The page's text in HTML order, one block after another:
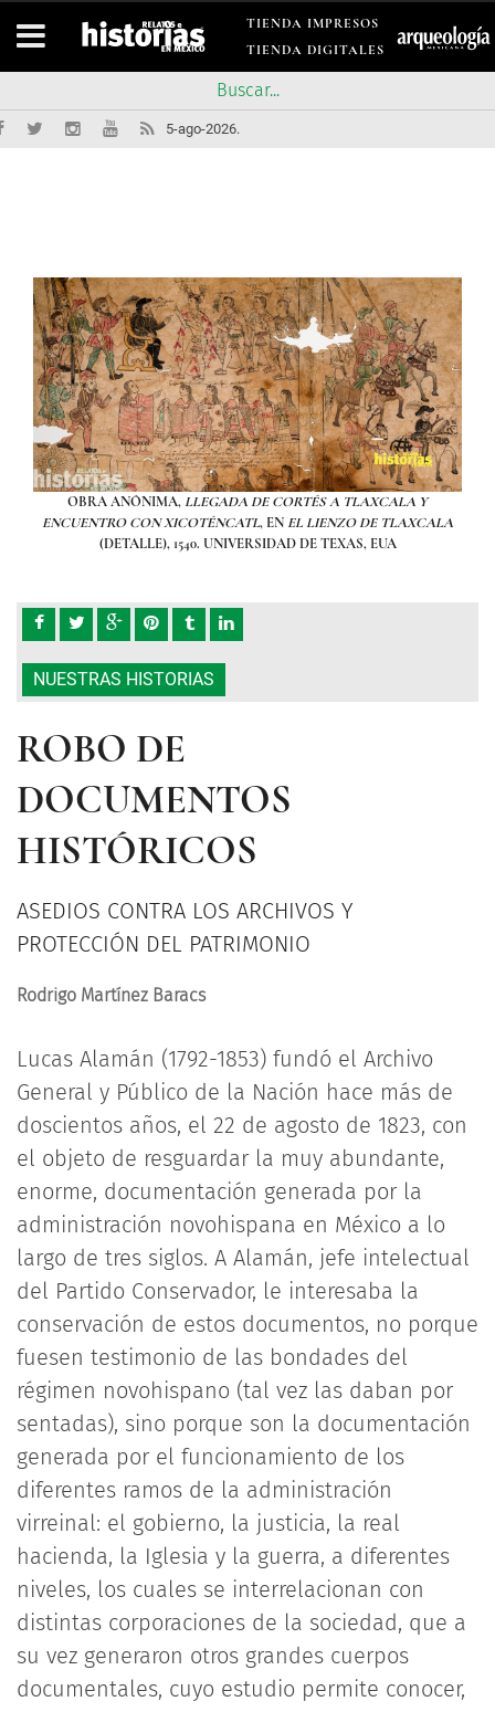
TIENDA IMPRESOS
TIENDA DIGITALES
5-ago-2026.
OBRA ANÓNIMA,LLEGADA DE CORTÉS A TLAXCALA Y
ENCUENTRO CON XICOTÉNCATL, EN EL LIENZO DE TLAXCALA
(DETALLE), 1540. UNIVERSIDAD DE TEXAS, EUA
NUESTRAS HISTORIAS
ROBO DE
DOCUMENTOS
HISTÓRICOS
ASEDIOS CONTRA LOS ARCHIVOS Y
PROTECCIÓN DEL PATRIMONIO
Rodrigo Martínez Baracs
Lucas Alamán (1792-1853) fundó el Archivo
General y Público de la Nación hace más de
doscientos años, el 22 de agosto de 1823, con
el objeto de resguardar la muy abundante,
enorme, documentación generada por la
administración novohispana en México a lo
largo de tres siglos. A Alamán, jefe intelectual
del Partido Conservador, le interesaba la
conservación de estos documentos, no porque
fuesen testimonio de las bondades del
régimen novohispano (tal vez las daban por
sentadas), sino porque son la documentación
generada por el funcionamiento de los
diferentes ramos de la administración
virreinal: el gobierno, la justicia, la real
hacienda, la Iglesia y la guerra, a diferentes
niveles, los cuales se interrelacionan con
distintas corporaciones de la sociedad, que a
su vez generaron otros grandes cuerpos
documentales, cuyo estudio permite conocer,